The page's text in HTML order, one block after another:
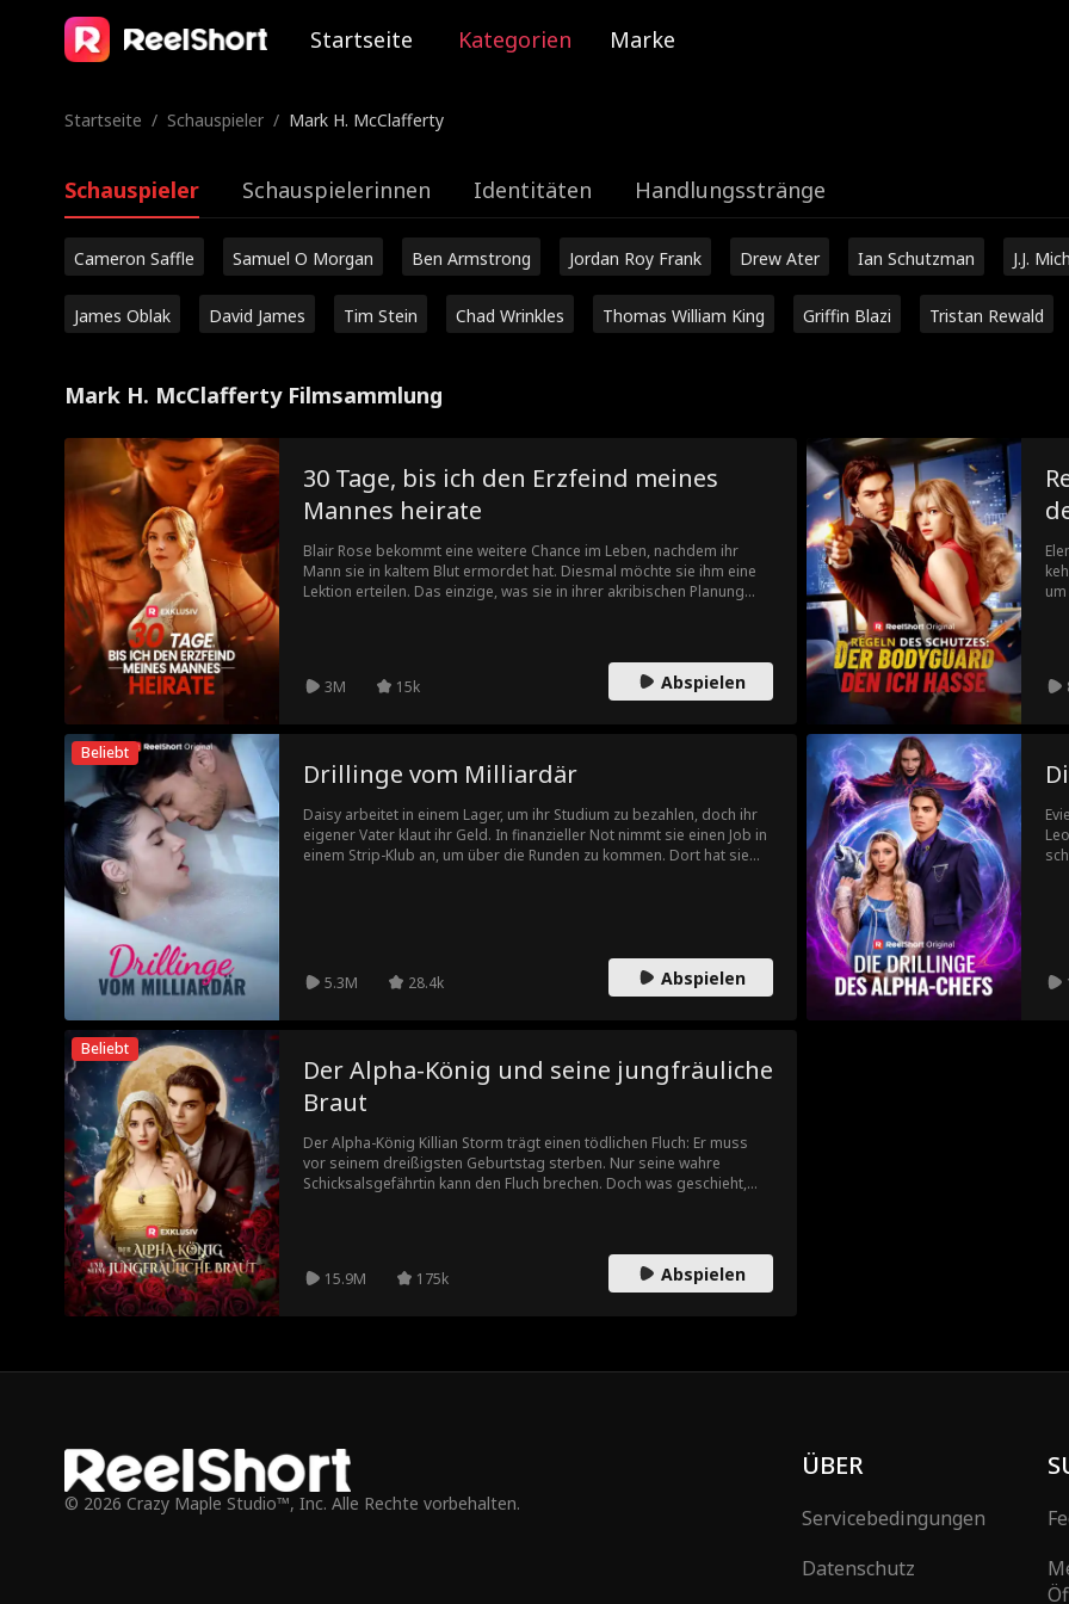
Startseite Kategorien Marke
Startseite / Schauspieler / Mark H. McClafferty
Schauspieler Schauspielerinnen Identitäten Handlungsstränge
Cameron Saffle Samuel O Morgan Ben Armstrong Jordan Roy Frank Drew Ater Ian Schutzman J.J.
James Oblak David James Tim Stein Chad Wrinkles Thomas William King Griffin Blazi Tristan Rewald
Mark H. McClafferty Filmsammlung
30 Tage, bis ich den Erzfeind meines
Mannes heirate
Blair Rose bekommt eine weitere Chance im Leben, nachdem ihr
Mann sie in kaltem Blut ermordet hat. Diesmal möchte sie ihm eine
Lektion erteilen. Das einzige, was sie in ihrer akribischen Planung
3M
15k Abspielen
Beliebt
Drillinge vom Milliardär
Daisy arbeitet in einem Lager, um ihr Studium zu bezahlen, doch ihr
eigener Vater klaut ihr Geld. In finanzieller Not nimmt sie einen Job in
einem Strip-Klub an, um über die Runden zu kommen. Dort hat sie
5.3M 28.4k Abspielen
er
Beliebt
Der Alpha-König und seine jungfräuliche
Braut
Der Alpha-König Killian Storm trägt einen tödlichen Fluch: Er muss
vor seinem dreißigsten Geburtstag sterben. Nur seine wahre
Schicksalsgefährtin kann den Fluch brechen. Doch was geschieht,
15.9M
175k Abspielen
© 2026 Crazy Maple Studio™, Inc. Alle Rechte vorbehalten.
ÜBER
Servicebedingungen
Datenschutz